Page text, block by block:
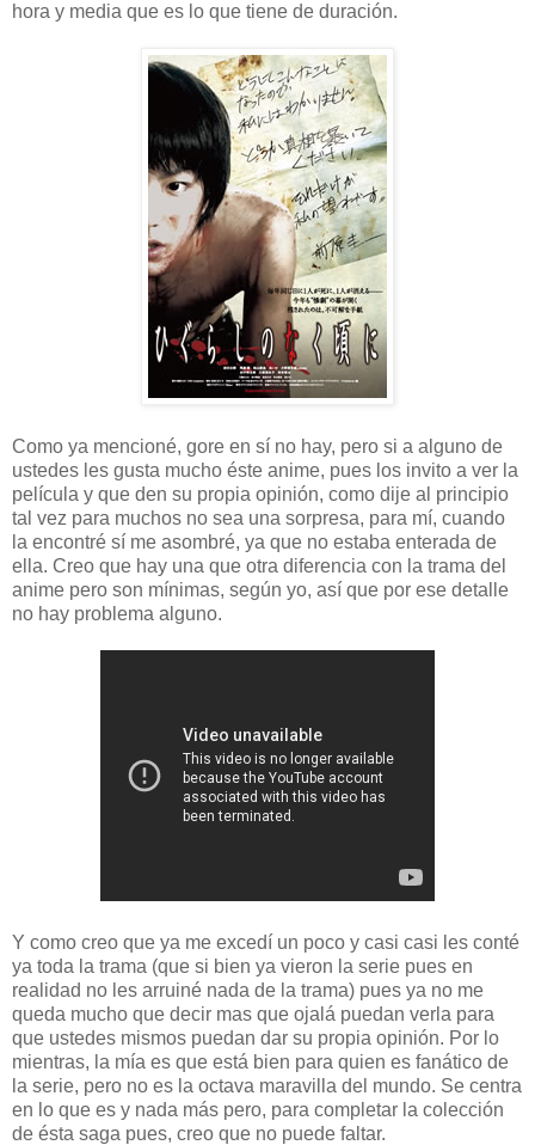
hora y media que es lo que tiene de duración.
Como ya mencioné, gore en sí no hay, pero si a alguno de
ustedes les gusta mucho éste anime, pues los invito a ver la
película y que den su propia opinión, como dije al principio
tal vez para muchos no sea una sorpresa, para mí, cuando
la encontré sí me asombré, ya que no estaba enterada de
ella. Creo que hay una que otra diferencia con la trama del
anime pero son mínimas, según yo, así que por ese detalle
no hay problema alguno.
Y como creo que ya me excedí un poco y casi casi les conté
ya toda la trama (que si bien ya vieron la serie pues en
realidad no les arruiné nada de la trama) pues ya no me
queda mucho que decir mas que ojalá puedan verla para
que ustedes mismos puedan dar su propia opinión. Por lo
mientras, la mía es que está bien para quien es fanático de
la serie, pero no es la octava maravilla del mundo. Se centra
en lo que es y nada más pero, para completar la colección
de ésta saga pues, creo que no puede faltar.